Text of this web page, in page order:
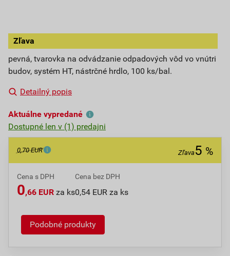
Zľava
pevná, tvarovka na odvádzanie odpadových vôd vo vnútri
budov, systém HT, nástrčné hrdlo, 100 ks/bal.
Detailný popis
Aktuálne vypredané
Dostupné len v (1) predajni
0,70 EUR Zľava 5 %
Cena s DPH
0,66 EUR za ks
Cena bez DPH
0,54 EUR za ks
Podobné produkty